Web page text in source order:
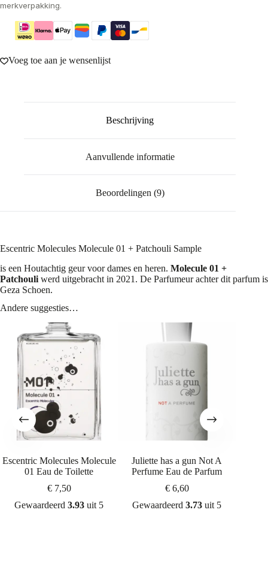
merkverpakking.
Voeg toe aan je wensenlijst
Beschrijving
Aanvullende informatie
Beoordelingen (9)
Escentric Molecules Molecule 01 + Patchouli Sample
is een Houtachtig geur voor dames en heren. Molecule 01 +
Patchouli werd uitgebracht in 2021. De Parfumeur achter dit parfum is
Geza Schoen.
Andere suggesties…
Escentric Molecules Molecule
01 Eau de Toilette
€7,50
Gewaardeerd3.93 uit 5
Juliette has a gun Not A
Perfume Eau de Parfum
€6,60
Gewaardeerd3.73 uit 5